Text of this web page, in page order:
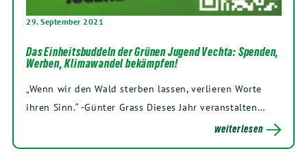
29. September 2021
Das Einheitsbuddeln der Grünen Jugend Vechta: Spenden,
Werben, Klimawandel bekämpfen!
„Wenn wir den Wald sterben lassen, verlieren Worte
ihren Sinn.“ -Günter Grass Dieses Jahr veranstalten…
weiterlesen